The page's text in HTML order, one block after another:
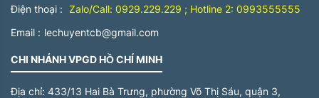
Điện thoại : Zalo/Call: 0929.229.229 ; Hotline 2: 0993555555
Email : lechuyentcb@gmail.com
CHI NHÁNH VPGD HỒ CHÍ MINH
Địa chỉ: 433/13 Hai Bà Trưng, phường Võ Thị Sáu, quận 3,